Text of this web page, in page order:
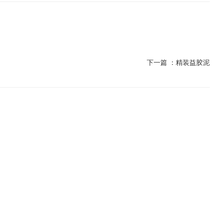
下一篇 ： 精装益胶泥